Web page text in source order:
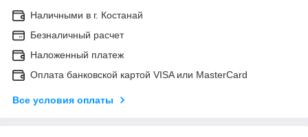
Наличными в г. Костанай
Безналичный расчет
Наложенный платеж
Оплата банковской картой VISA или MasterCard
Все условия оплаты